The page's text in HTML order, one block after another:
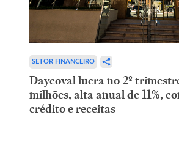
SETOR FINANCEIRO
Daycoval lucra no 2º
milhões, alta anual de 11%,
crédito e receitas